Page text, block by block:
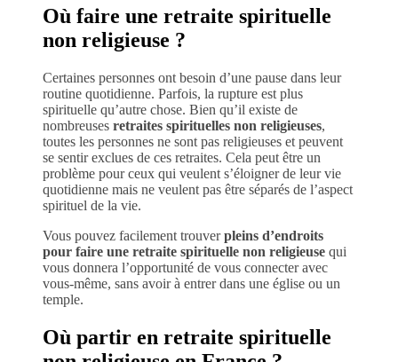
Où faire une retraite spirituelle
non religieuse ?
Certaines personnes ont besoin d’une pause dans leur
routine quotidienne. Parfois, la rupture est plus
spirituelle qu’autre chose. Bien qu’il existe de
nombreuses retraites spirituelles non religieuses,
toutes les personnes ne sont pas religieuses et peuvent
se sentir exclues de ces retraites. Cela peut être un
problème pour ceux qui veulent s’éloigner de leur vie
quotidienne mais ne veulent pas être séparés de l’aspect
spirituel de la vie.
Vous pouvez facilement trouverpleins d’endroits
pour faire une retraite spirituelle non religieuse qui
vous donnera l’opportunité de vous connecter avec
vous-même, sans avoir à entrer dans une église ou un
temple.
Où partir en retraite spirituelle